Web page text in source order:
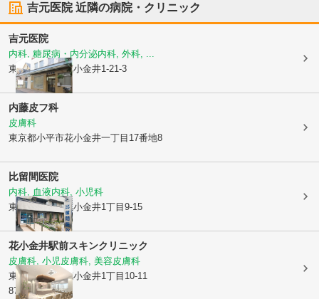
吉元医院近隣の病院・クリニック
吉元医院
内科, 糖尿病・内分泌内科, 外科, ...
東京都小平市花小金井1-21-3
内藤皮フ科
皮膚科
東京都小平市花小金井一丁目17番地8
比留間医院
内科, 血液内科, 小児科
東京都小平市花小金井1丁目9-15
花小金井駅前スキンクリニック
皮膚科, 小児皮膚科, 美容皮膚科
東京都小平市花小金井1丁目10-11
875ビル402号